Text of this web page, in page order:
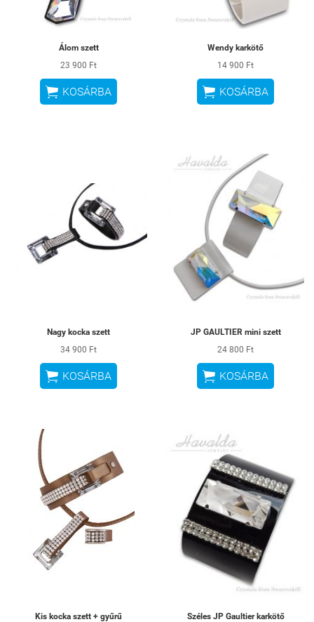
Álom szett
23 900 Ft
 KOSÁRBA
Wendy karkötő
14 900 Ft
 KOSÁRBA
Nagy kocka szett
34 900 Ft
 KOSÁRBA
JP GAULTIER mini szett
24 800 Ft
 KOSÁRBA
Kis kocka szett + gyűrű
Széles JP Gaultier karkötő